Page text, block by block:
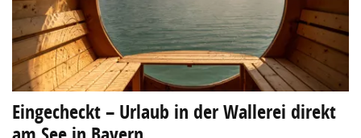
Eingecheckt – Urlaub in der Wallerei direkt